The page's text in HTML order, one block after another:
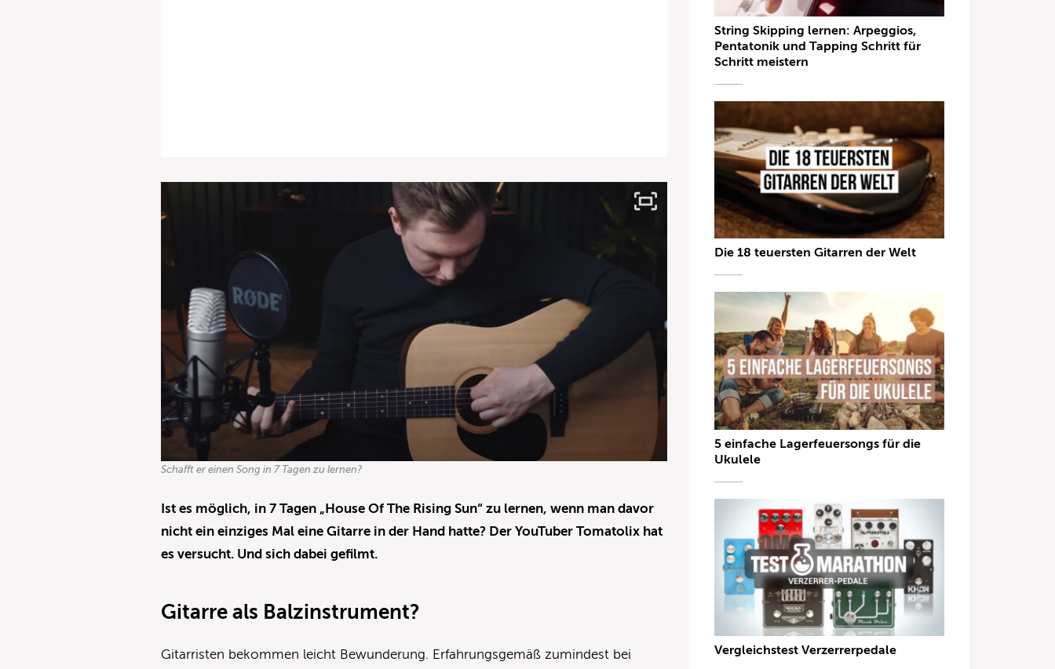
Schafft er einen Song in 7 Tagen zu lernen?
Ist es möglich, in 7 Tagen „House Of The Rising Sun“ zu lernen, wenn man davor
nicht ein einziges Mal eine Gitarre in der Hand hatte? Der YouTuber Tomatolix hat
es versucht. Und sich dabei gefilmt.
Gitarre als Balzinstrument?
Gitarristen bekommen leicht Bewunderung. Erfahrungsgemäß zumindest bei
String Skipping lernen: Arpeggios,
Pentatonik und Tapping Schritt für
Schritt meistern
Die 18 teuersten Gitarren der Welt
5 einfache Lagerfeuersongs für die
Ukulele
Vergleichstest Verzerrerpedale